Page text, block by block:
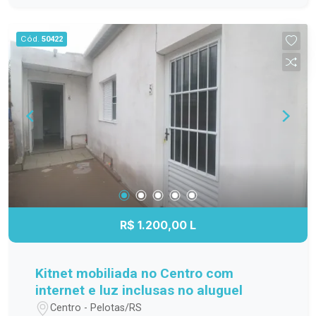
aproveitamento do espaço; Banheiro completo;
Apartamento localizado no 3º andar,
proporcionando mais privacidade, boa ventilação
e excelente iluminação natural. Localização
Localizado na Avenida Duque de Caxias, o
Residencial Estrela Gaúcha oferece fácil acesso
aos principais pontos da cidade. O imóvel está
próximo a supermercados, escolas, farmácias,
transporte público e diversos comércios e
serviços, trazendo mais praticidade para o dia a
de conhecer este apartamento. Entre em contato
e agende sua visita para descobrir tudo o que
Cód. 50422
R$ 1.200,00 L
Kitnet mobiliada no Centro com
internet e luz inclusas no aluguel
Centro - Pelotas/RS